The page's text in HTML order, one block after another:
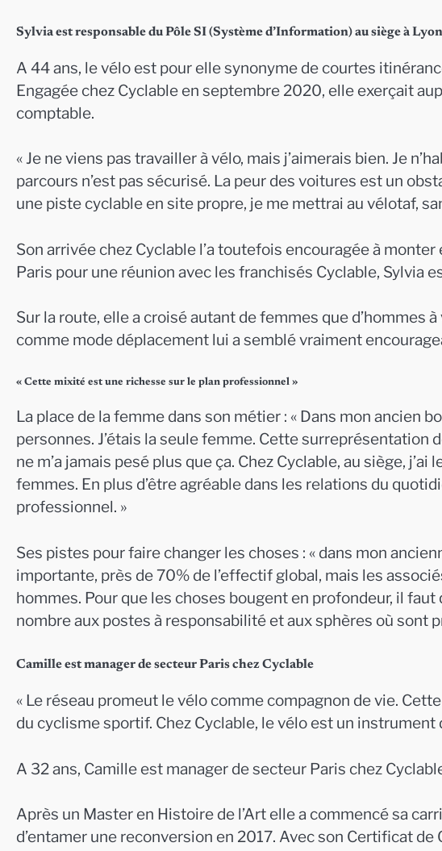
Sylvia est responsable du Pôle SI (Système d’Information) au siège à
A 44 ans, le vélo est pour elle synonyme de courtes
Engagée chez Cyclable en septembre 2020, elle exerçait
comptable.
« Je ne viens pas travailler à vélo, mais j’aimerais bien. Je
parcours n’est pas sécurisé. La peur des voitures est un
une piste cyclable en site propre, je me mettrai au vélotaf,
Son arrivée chez Cyclable l’a toutefois encouragée à
Paris pour une réunion avec les franchisés Cyclable, Sylvia
Sur la route, elle a croisé autant de femmes que d’hommes
comme mode déplacement lui a semblé vraiment
« Cette mixité est une richesse sur le plan professionnel »
La place de la femme dans son métier : « Dans mon ancien
personnes. J’étais la seule femme. Cette surreprésentation
ne m’a jamais pesé plus que ça. Chez Cyclable, au siège,
femmes. En plus d’être agréable dans les relations du
professionnel. »
Ses pistes pour faire changer les choses : « dans mon
importante, près de 70% de l’effectif global, mais les
hommes. Pour que les choses bougent en profondeur, il
nombre aux postes à responsabilité et aux sphères où sont
Camille est manager de secteur Paris chez Cyclable
« Le réseau promeut le vélo comme compagnon de vie.
du cyclisme sportif. Chez Cyclable, le vélo est un instrument
A 32 ans, Camille est manager de secteur Paris chez
Après un Master en Histoire de l’Art elle a commencé sa
d’entamer une reconversion en 2017. Avec son Certificat